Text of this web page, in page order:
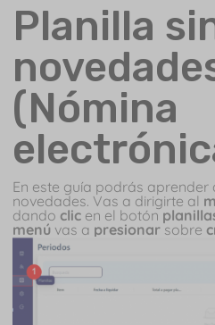
Planilla
(Nómina
En este guía podrás aprender
novedades. Vas a dirigirte al
dando clic en el botón
menú vas a presionarsobre